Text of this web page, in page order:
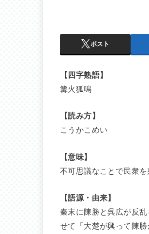
ポスト
【四字熟語】
篝火狐鳴
【読み方】
こうかこめい
【意味】
不可思議なことで民衆を
【語源・由来】
秦末に陳勝と呉広が反
せて「大楚が興って陳